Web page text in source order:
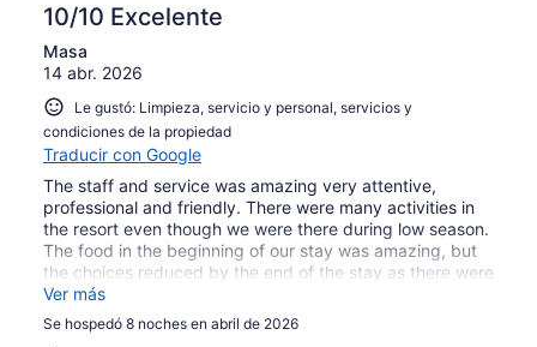
10/10 Excelente
Masa
14 abr. 2026
Le gustó: Limpieza, servicio y personal, servicios y
condiciones de la propiedad
Traducir con Google
The staff and service was amazing very attentive,
professional and friendly. There were many activities in
the resort even though we were there during low season.
The food in the beginning of our stay was amazing, but
the choices reduced by the end of the stay as there were
not many guests in April. We however enjoyed the calm
environment and the beautiful scenery.
Ver más
Se hospedó 8 noches en abril de 2026